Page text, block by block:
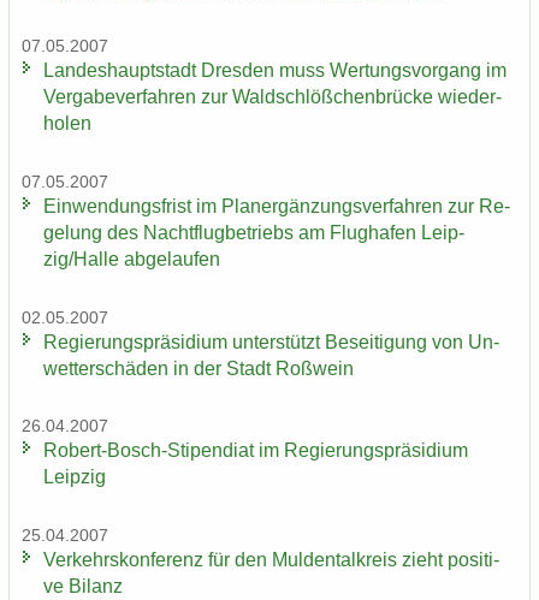
07.05.2007
Lan­des­haupt­stadt Dres­den muss Wer­tungs­vor­gang im
Ver­ga­be­ver­fah­ren zur Wald­schlöß­chen­brü­cke wie­der­
ho­len
07.05.2007
Ein­wen­dungs­frist im Planer­gän­zungs­ver­fah­ren zur Re­
ge­lung des Nacht­flug­be­triebs am Flug­ha­fen Leip­
zig/Halle ab­ge­lau­fen
02.05.2007
Re­gie­rungs­prä­si­di­um un­ter­stützt Be­sei­ti­gung von Un­
wet­ter­schä­den in der Stadt Roß­wein
26.04.2007
Robert-​Bosch-Stipendiat im Re­gie­rungs­prä­si­di­um
Leip­zig
25.04.2007
Ver­kehrs­kon­fe­renz für den Mul­den­tal­kreis zieht po­si­ti­
ve Bi­lanz